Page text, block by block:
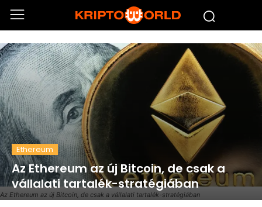
Az Ethereum az új Bitcoin, de csak a vállalati tartalék-stratégiában
Ethereum
Az Ethereum az új Bitcoin, de csak a
vállalati tartalék-stratégiában